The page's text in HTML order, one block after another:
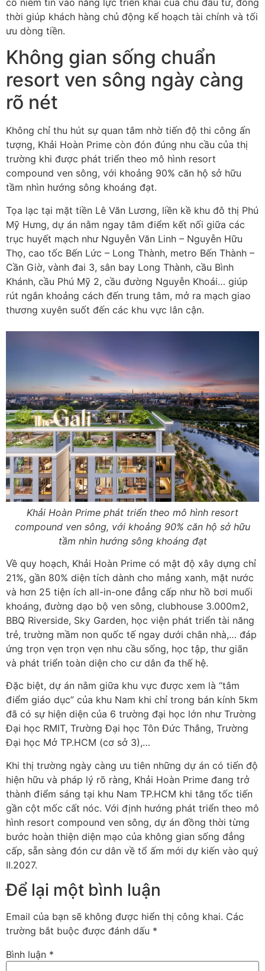
thời giúp khách hàng chủ động kế hoạch tài chính và tối
ưu dòng tiền.
Không gian sống chuẩn
resort ven sông ngày càng
rõ nét
Không chỉ thu hút sự quan tâm nhờ tiến độ thi công ấn
tượng, Khải Hoàn Prime còn đón đúng nhu cầu của thị
trường khi được phát triển theo mô hình resort
compound ven sông, với khoảng 90% căn hộ sở hữu
tầm nhìn hướng sông khoáng đạt.
Tọa lạc tại mặt tiền Lê Văn Lương, liền kề khu đô thị Phú
Mỹ Hưng, dự án nằm ngay tâm điểm kết nối giữa các
trục huyết mạch như Nguyễn Văn Linh – Nguyễn Hữu
Thọ, cao tốc Bến Lức – Long Thành, metro Bến Thành –
Cần Giờ, vành đai 3, sân bay Long Thành, cầu Bình
Khánh, cầu Phú Mỹ 2, cầu đường Nguyễn Khoái… giúp
rút ngắn khoảng cách đến trung tâm, mở ra mạch giao
thương xuyên suốt đến các khu vực lân cận.
Khải Hoàn Prime phát triển theo mô hình resort
compound ven sông, với khoảng 90% căn hộ sở hữu
tầm nhìn hướng sông khoáng đạt
Về quy hoạch, Khải Hoàn Prime có mật độ xây dựng chỉ
21%, gần 80% diện tích dành cho mảng xanh, mặt nước
và hơn 25 tiện ích all-in-one đẳng cấp như hồ bơi muối
khoáng, đường dạo bộ ven sông, clubhouse 3.000m2,
BBQ Riverside, Sky Garden, học viện phát triển tài năng
trẻ, trường mầm non quốc tế ngay dưới chân nhà,… đáp
ứng trọn vẹn trọn vẹn nhu cầu sống, học tập, thư giãn
và phát triển toàn diện cho cư dân đa thế hệ.
Đặc biệt, dự án nằm giữa khu vực được xem là “tâm
điểm giáo dục” của khu Nam khi chỉ trong bán kính 5km
đã có sự hiện diện của 6 trường đại học lớn như Trường
Đại học RMIT, Trường Đại học Tôn Đức Thắng, Trường
Đại học Mở TP.HCM (cơ sở 3),…
Khi thị trường ngày càng ưu tiên những dự án có tiến độ
hiện hữu và pháp lý rõ ràng, Khải Hoàn Prime đang trở
thành điểm sáng tại khu Nam TP.HCM khi tăng tốc tiến
gần cột mốc cất nóc. Với định hướng phát triển theo mô
hình resort compound ven sông, dự án đồng thời từng
bước hoàn thiện diện mạo của không gian sống đẳng
cấp, sẵn sàng đón cư dân về tổ ấm mới dự kiến vào quý
II.2027.
Để lại một bình luận
Email của bạn sẽ không được hiển thị công khai. Các
trường bắt buộc được đánh dấu *
Bình luận *